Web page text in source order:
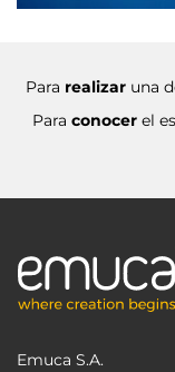
Para realizaruna
Para conocer el
Emuca S.A.